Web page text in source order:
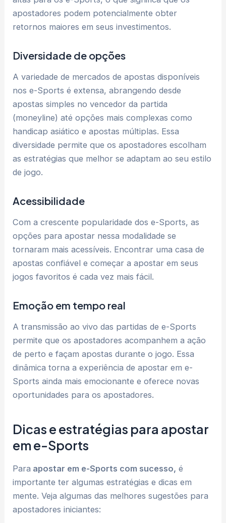
apostadores podem potencialmente obter
retornos maiores em seus investimentos.
Diversidade de opções
A variedade de mercados de apostas disponíveis
nos e-Sports é extensa, abrangendo desde
apostas simples no vencedor da partida
(moneyline) até opções mais complexas como
handicap asiático e apostas múltiplas. Essa
diversidade permite que os apostadores escolham
as estratégias que melhor se adaptam ao seu estilo
de jogo.
Acessibilidade
Com a crescente popularidade dos e-Sports, as
opções para apostar nessa modalidade se
tornaram mais acessíveis. Encontrar uma casa de
apostas confiável e começar a apostar em seus
jogos favoritos é cada vez mais fácil.
Emoção em tempo real
A transmissão ao vivo das partidas de e-Sports
permite que os apostadores acompanhem a ação
de perto e façam apostas durante o jogo. Essa
dinâmica torna a experiência de apostar em e-
Sports ainda mais emocionante e oferece novas
oportunidades para os apostadores.
Dicas e estratégias para apostar
em e-Sports
Para apostar em e-Sports com sucesso, é
importante ter algumas estratégias e dicas em
mente. Veja algumas das melhores sugestões para
apostadores iniciantes: